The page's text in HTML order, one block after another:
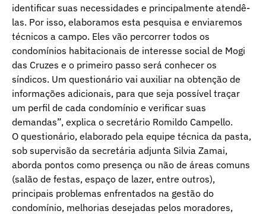
identificar suas necessidades e principalmente atendê-
las. Por isso, elaboramos esta pesquisa e enviaremos
técnicos a campo. Eles vão percorrer todos os
condomínios habitacionais de interesse social de Mogi
das Cruzes e o primeiro passo será conhecer os
síndicos. Um questionário vai auxiliar na obtenção de
informações adicionais, para que seja possível traçar
um perfil de cada condomínio e verificar suas
demandas”, explica o secretário Romildo Campello.
O questionário, elaborado pela equipe técnica da pasta,
sob supervisão da secretária adjunta Silvia Zamai,
aborda pontos como presença ou não de áreas comuns
(salão de festas, espaço de lazer, entre outros),
principais problemas enfrentados na gestão do
condomínio, melhorias desejadas pelos moradores,